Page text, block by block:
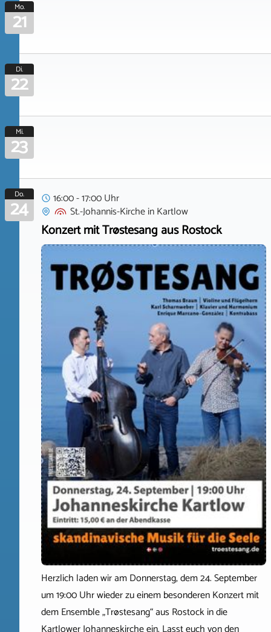
Mo.
21
Di.
22
Mi.
23
Do.
24
16:00 - 17:00 Uhr
St.-Johannis-KircheinKartlow
Konzert mit Trøstesang aus Rostock
Herzlich laden wir am Donnerstag, dem 24. September
um 19:00 Uhr wieder zu einem besonderen Konzert mit
dem Ensemble „Trøstesang“ aus Rostock in die